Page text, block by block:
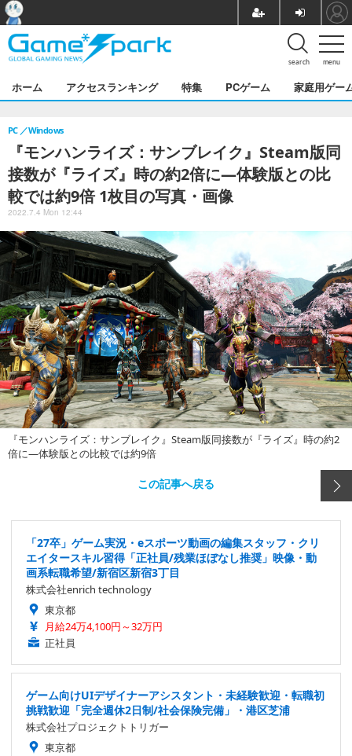
menu
search
ホーム アクセスランキング 特集 PCゲーム 家庭用ゲー
『モンハンライズ：サンブレイク』Steam版同
接数が『ライズ』時の約2倍に―体験版との比
較では約9倍 1枚目の写真・画像
PC Windows
2022.7.4 Mon 12:44
『モンハンライズ：サンブレイク』Steam版同接数が『ライズ』時の約2
倍に―体験版との比較では約9倍
この記事へ戻る
「27卒」ゲーム実況・eスポーツ動画の編集スタッフ・クリ
エイタースキル習得「正社員/残業ほぼなし推奨」映像・動
画系転職希望/新宿区新宿3丁目
株式会社enrich technology
東京都
月給24万4,100円～32万円
正社員
ゲーム向けUIデザイナーアシスタント・未経験歓迎・転職初
挑戦歓迎「完全週休2日制/社会保険完備」・港区芝浦
株式会社プロジェクトトリガー
東京都